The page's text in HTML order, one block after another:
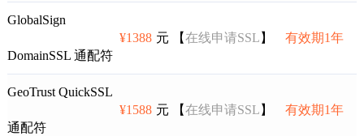
GlobalSign
DomainSSL 通配符
¥1388 元 【在线申请SSL 】 有效期1年
GeoTrust QuickSSL
通配符
¥1588 元 【在线申请SSL 】 有效期1年